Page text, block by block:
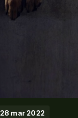
28 mar 2022